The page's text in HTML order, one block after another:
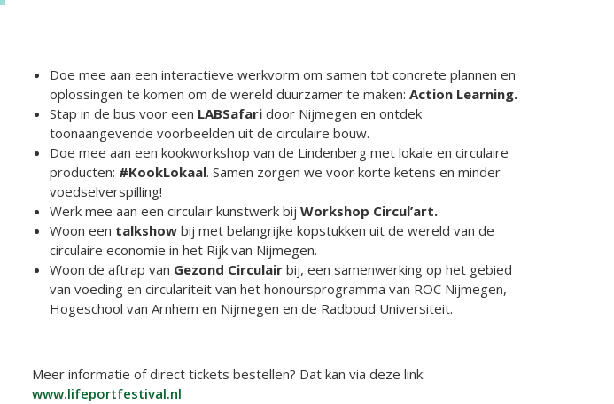
Doe mee aan een interactieve werkvorm om samen tot concrete plannen en
oplossingen te komen om de wereld duurzamer te maken: Action Learning.
Stap in de bus voor een LABSafari door Nijmegen en ontdek
toonaangevende voorbeelden uit de circulaire bouw.
Doe mee aan een kookworkshop van de Lindenberg met lokale en circulaire
producten: #KookLokaal. Samen zorgen we voor korte ketens en minder
voedselverspilling!
Werk mee aan een circulair kunstwerk bij Workshop Circul’art.
Woon een talkshow bij met belangrijke kopstukken uit de wereld van de
circulaire economie in het Rijk van Nijmegen.
Woon de aftrap van Gezond Circulair bij, een samenwerking op het gebied
van voeding en circulariteit van het honoursprogramma van ROC Nijmegen,
Hogeschool van Arnhem en Nijmegen en de Radboud Universiteit.
Meer informatie of direct tickets bestellen? Dat kan via deze link:
www.lifeportfestival.nl